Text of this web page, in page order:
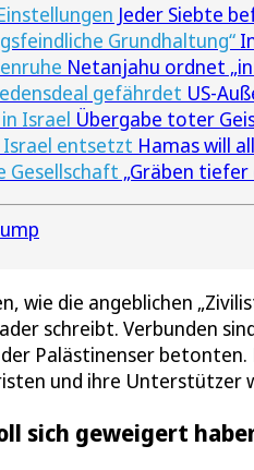
Jeder Siebte
Grundhaltung“
Netanjahu ordnet
gefährdet US-
Israel Übergabe toter
Israel entsetzt Hamas will
Gesellschaft „Gräben tiefer
wie die angeblichen
schreibt. Verbunden
Palästinenser
und ihre Unterstützer
sich geweigert